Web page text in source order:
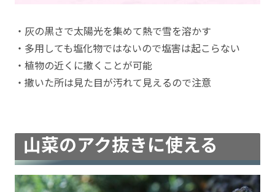
・灰の黒さで太陽光を集めて熱で雪を溶かす
・多用しても塩化物ではないので塩害は起こらない
・植物の近くに撒くことが可能
・撒いた所は見た目が汚れて見えるので注意
山菜のアク抜きに使える